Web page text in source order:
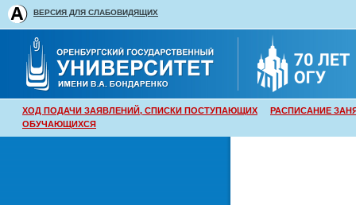
ВЕРСИЯ ДЛЯ СЛАБОВИДЯЩИХ
ХОД ПОДАЧИ ЗАЯВЛЕНИЙ, СПИСКИ ПОСТУПАЮЩИХ
РАСПИСАНИЕ
ОБУЧАЮЩИХСЯ